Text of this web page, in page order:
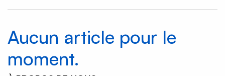
Aucun article pour le
moment.